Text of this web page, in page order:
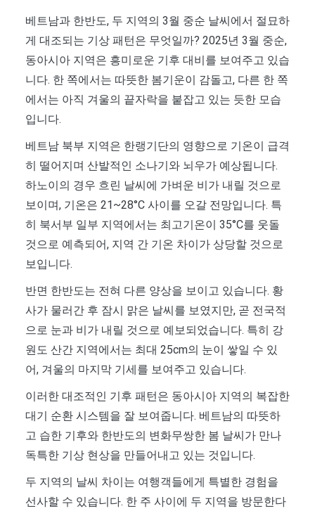
베트남과 한반도, 두 지역의 3월 중순 날씨에서 절묘하
게 대조되는 기상 패턴은 무엇일까? 2025년 3월 중순,
동아시아 지역은 흥미로운 기후 대비를 보여주고 있습
니다. 한 쪽에서는 따뜻한 봄기운이 감돌고, 다른 한 쪽
에서는 아직 겨울의 끝자락을 붙잡고 있는 듯한 모습
입니다.
베트남 북부 지역은 한랭기단의 영향으로 기온이 급격
히 떨어지며 산발적인 소나기와 뇌우가 예상됩니다.
하노이의 경우 흐린 날씨에 가벼운 비가 내릴 것으로
보이며, 기온은 21~28°C 사이를 오갈 전망입니다. 특
히 북서부 일부 지역에서는 최고기온이 35°C를 웃돌
것으로 예측되어, 지역 간 기온 차이가 상당할 것으로
보입니다.
반면 한반도는 전혀 다른 양상을 보이고 있습니다. 황
사가 물러간 후 잠시 맑은 날씨를 보였지만, 곧 전국적
으로 눈과 비가 내릴 것으로 예보되었습니다. 특히 강
원도 산간 지역에서는 최대 25cm의 눈이 쌓일 수 있
어, 겨울의 마지막 기세를 보여주고 있습니다.
이러한 대조적인 기후 패턴은 동아시아 지역의 복잡한
대기 순환 시스템을 잘 보여줍니다. 베트남의 따뜻하
고 습한 기후와 한반도의 변화무쌍한 봄 날씨가 만나
독특한 기상 현상을 만들어내고 있는 것입니다.
두 지역의 날씨 차이는 여행객들에게 특별한 경험을
선사할 수 있습니다. 한 주 사이에 두 지역을 방문한다